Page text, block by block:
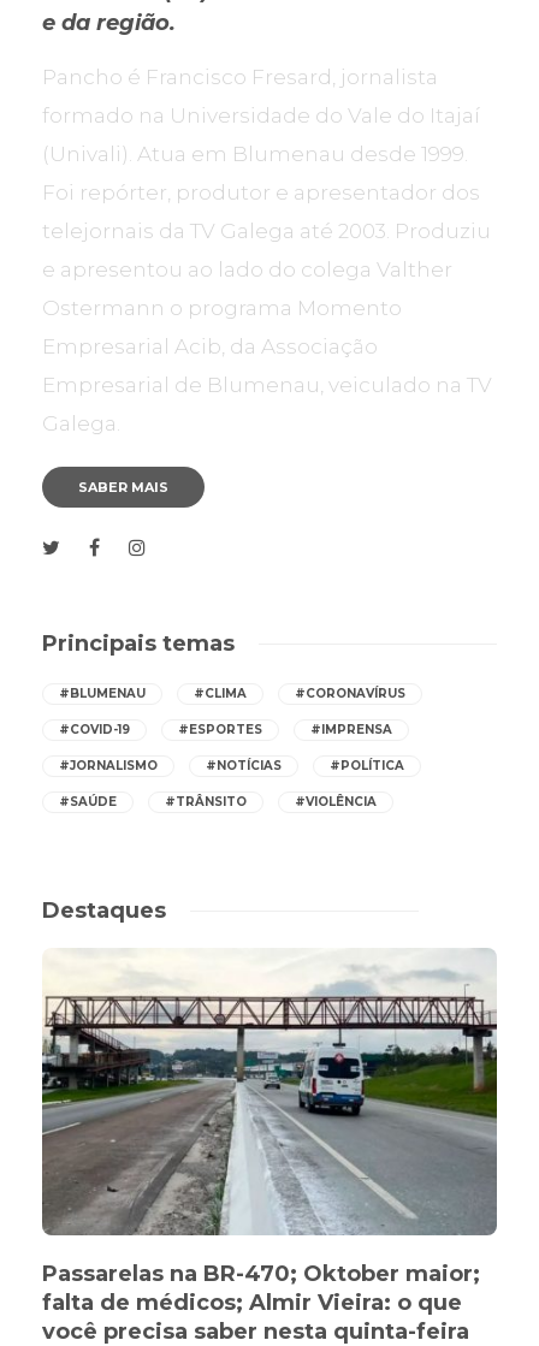
e da região.
Pancho é Francisco Fresard, jornalista
formado na Universidade do Vale do Itajaí
(Univali). Atua em Blumenau desde 1999.
Foi repórter, produtor e apresentador dos
telejornais da TV Galega até 2003. Produziu
e apresentou ao lado do colega Valther
Ostermann o programa Momento
Empresarial Acib, da Associação
Empresarial de Blumenau, veiculado na TV
Galega.
SABER MAIS
Principais temas
#BLUMENAU #CLIMA #CORONAVÍRUS
#COVID-19 #ESPORTES #IMPRENSA
#JORNALISMO #NOTÍCIAS #POLÍTICA
#SAÚDE #TRÂNSITO #VIOLÊNCIA
Destaques
Passarelas na BR-470; Oktober maior;
falta de médicos; Almir Vieira: o que
você precisa saber nesta quinta-feira